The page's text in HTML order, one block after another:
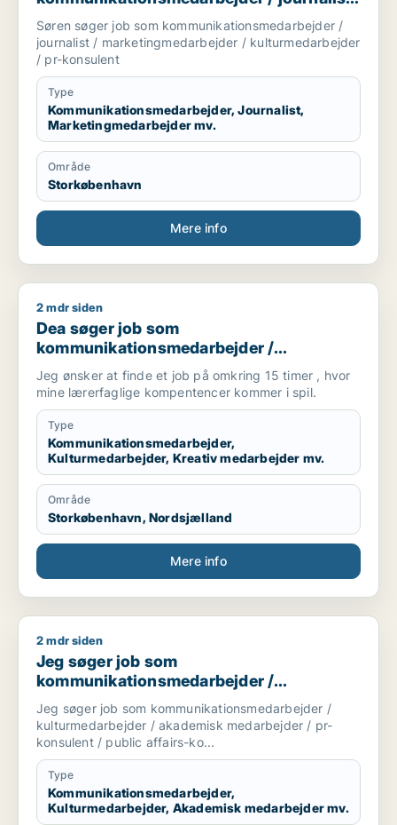
/ marketingmedarbejder /
kulturmedarbejder / pr-konsulent
Søren søger job som kommunikationsmedarbejder /
journalist / marketingmedarbejder / kulturmedarbejder
/ pr-konsulent
Type
Kommunikationsmedarbejder, Journalist,
Marketingmedarbejder mv.
Område
Storkøbenhavn
Mere info
Dea søger job som kommunikationsmedarbejder /
2 mdr siden
Dea søger job som
kommunikationsmedarbejder /
kulturmedarbejder / kreativ medarbejder /
administrativ medarbejder / projektleder
Jeg ønsker at finde et job på omkring 15 timer , hvor
mine lærerfaglige kompentencer kommer i spil.
Type
Kommunikationsmedarbejder,
Kulturmedarbejder, Kreativ medarbejder mv.
Område
Storkøbenhavn, Nordsjælland
Mere info
Jeg søger job som kommunikationsmedarbejder /
2 mdr siden
Jeg søger job som
kommunikationsmedarbejder /
kulturmedarbejder / akademisk
medarbejder / pr-konsulent / public
affairs-konsulent
Jeg søger job som kommunikationsmedarbejder /
kulturmedarbejder / akademisk medarbejder / pr-
konsulent / public affairs-ko...
Type
Kommunikationsmedarbejder,
Kulturmedarbejder, Akademisk medarbejder mv.